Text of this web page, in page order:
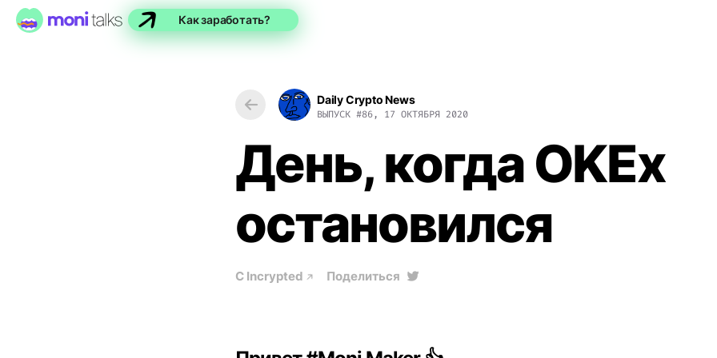
Как заработать?
Daily Crypto News
ВЫПУСК #86, 17 ОКТЯБРЯ 2020
День, когда OKEx
остановился
С Incrypted Поделиться